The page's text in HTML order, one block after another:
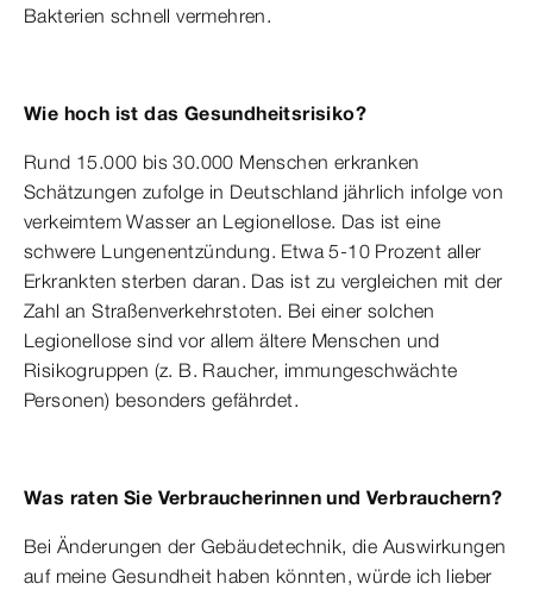
Bakterien schnell vermehren.
Wie hoch ist das Gesundheitsrisiko?
Rund 15.000 bis 30.000 Menschen erkranken
Schätzungen zufolge in Deutschland jährlich infolge von
verkeimtem Wasser an Legionellose. Das ist eine
schwere Lungenentzündung. Etwa 5-10 Prozent aller
Erkrankten sterben daran. Das ist zu vergleichen mit der
Zahl an Straßenverkehrstoten. Bei einer solchen
Legionellose sind vor allem ältere Menschen und
Risikogruppen (z. B. Raucher, immungeschwächte
Personen) besonders gefährdet.
Was raten Sie Verbraucherinnen und Verbrauchern?
Bei Änderungen der Gebäudetechnik, die Auswirkungen
auf meine Gesundheit haben könnten, würde ich lieber